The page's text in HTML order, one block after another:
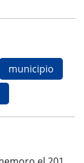
municipio